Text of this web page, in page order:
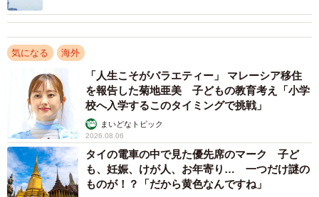
置かれることが常であった。しかし、豆満江を経由して日
より隠密かつ迅速に配備することが可能となり、対米抑止
力の向上へと直結する。
この日本海への直接アクセスが実現した場合、日本の防
衛体制が受ける衝撃は計り知れない。従来、日本海は対馬
海峡、津軽海峡、宗谷海峡という限定された海峡（チョー
クポイント）に囲まれた半閉鎖海域であり、海上自衛隊や
米海軍はこれらの海峡を監視することで、中国海軍の侵入
気になる 海外
「人生こそがバラエティー」 マレーシア移住
を報告した菊地亜美 子どもの教育考え「小学
校へ入学するこのタイミングで挑戦」
まいどなトピック
2026.08.06
タイの電車の中で見た優先席のマーク 子ど
も、妊娠、けが人、お年寄り… 一つだけ謎の
ものが！？「だから黄色なんですね」